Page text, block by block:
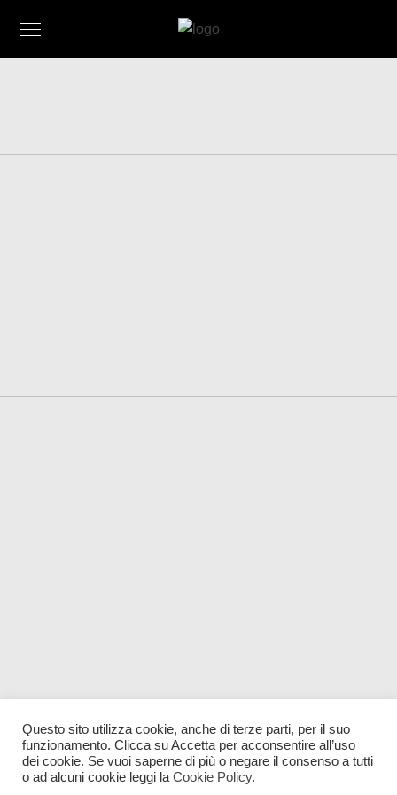
Questo sito utilizza cookie, anche di terze parti, per il suo
funzionamento. Clicca su Accetta per acconsentire all’uso
dei cookie. Se vuoi saperne di più o negare il consenso a tutti
o ad alcuni cookie leggi la Cookie Policy.